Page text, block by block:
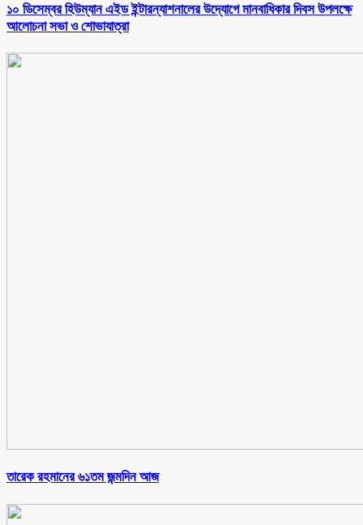
১০ ডিসেম্বর হিউম্যান এইড ইন্টারন্যাশনালের উদ্যোগে মানবাধিকার দিবস উপলক্ষে
আলোচনা সভা ও শোভাযাত্রা
তারেক রহমানের ৬১তম জন্মদিন আজ